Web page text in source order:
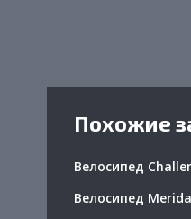
Похожие
Велосипед
Велосипед